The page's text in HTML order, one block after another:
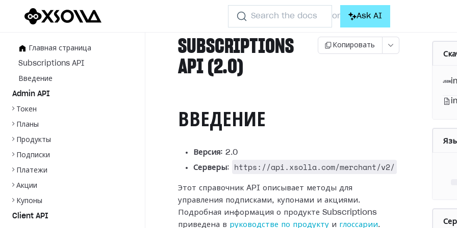
Search the docs or Ask AI
Главная страница
Subscriptions API
Введение
Admin API
Токен
Планы
Продукты
Подписки
Платежи
Акции
Купоны
Client API
SUBSCRIPTIONS
API (2.0)
Копировать
ВВЕДЕНИЕ
Версия: 2.0
Серверы: https://api.xsolla.com/merchant/v2/
Этот справочник API описывает методы для
управления подписками, купонами и акциями.
Подробная информация о продукте Subscriptions
приведена в руководстве по продукту и глоссарии.